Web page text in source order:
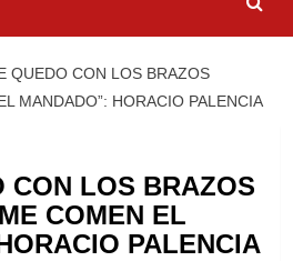
QUEDO CON LOS BRAZOS
MANDADO”: HORACIO PALENCIA
CON LOS BRAZOS
COMEN EL
PALENCIA